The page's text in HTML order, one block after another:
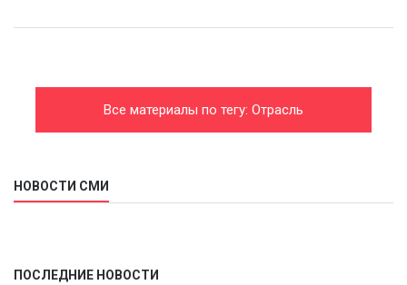
Все материалы по тегу: Отрасль
НОВОСТИ СМИ
ПОСЛЕДНИЕ НОВОСТИ